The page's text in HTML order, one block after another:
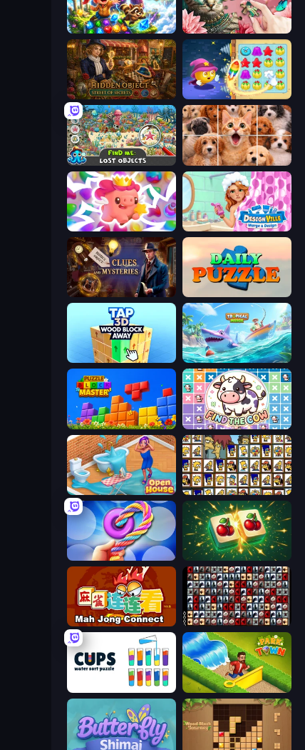
Diamant: Sky Stories Match 3 Favorite Puzzles
Hidden Object: Street Of Secrets Candy Riddles
Find Me: Lost Objects Jigpic Solitaire
Match Arena Designville: Merge & Design
Hidden Object: Clues and Mysteries
Tropical Merge
Puzzle Block Master Find The Cow
Open House Tiles of the Simpsons
Twisted Tangle Mahjong Puzzle: Tile Match
Mahjong Connect (Legacy) War Mahjong
Cups - Water Sort Puzzle Park Town